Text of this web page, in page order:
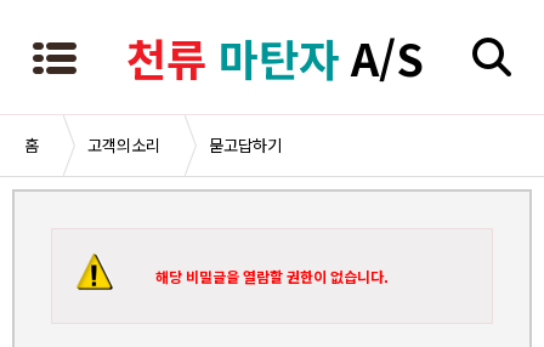
천류 마탄자 A/S
홈 고객의소리 묻고답하기
해당 비밀글을 열람할 권한이 없습니다.